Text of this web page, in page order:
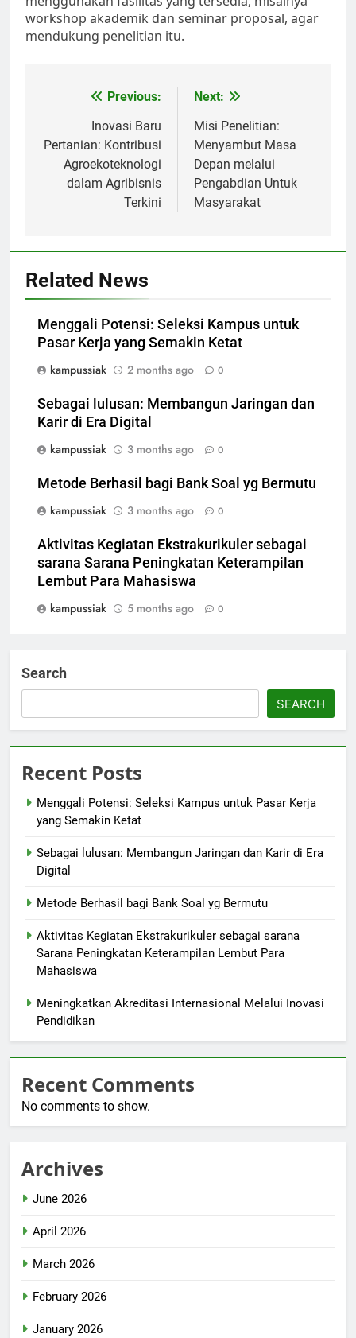
workshop akademik dan seminar proposal, agar
mendukung penelitian itu.
navigation
Previous:
Inovasi Baru
Pertanian: Kontribusi
Agroekoteknologi
dalam Agribisnis
Terkini
Next:
Misi Penelitian:
Menyambut Masa
Depan melalui
Pengabdian Untuk
Masyarakat
Related News
Menggali Potensi: Seleksi Kampus untuk
Pasar Kerja yang Semakin Ketat
kampussiak
2 months ago 0
Sebagai lulusan: Membangun Jaringan dan
Karir di Era Digital
kampussiak
3 months ago 0
Metode Berhasil bagi Bank Soal yg Bermutu
kampussiak
3 months ago 0
Aktivitas Kegiatan Ekstrakurikuler sebagai
sarana Sarana Peningkatan Keterampilan
Lembut Para Mahasiswa
kampussiak
5 months ago 0
Search
SEARCH
Recent Posts
Menggali Potensi: Seleksi Kampus untuk Pasar Kerja
yang Semakin Ketat
Sebagai lulusan: Membangun Jaringan dan Karir di Era
Digital
Metode Berhasil bagi Bank Soal yg Bermutu
Aktivitas Kegiatan Ekstrakurikuler sebagai sarana
Sarana Peningkatan Keterampilan Lembut Para
Mahasiswa
Meningkatkan Akreditasi Internasional Melalui Inovasi
Pendidikan
Recent Comments
No comments to show.
Archives
June 2026
April 2026
March 2026
February 2026
January 2026